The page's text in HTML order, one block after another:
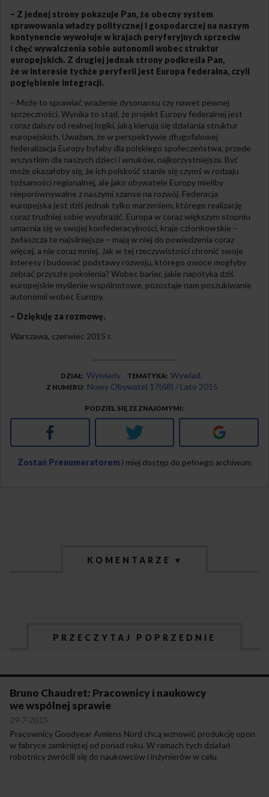
– Z jednej strony pokazuje Pan, że obecny system
sprawowania władzy politycznej i gospodarczej na naszym
kontynencie wywołuje w krajach peryferyjnych sprzeciw
i chęć wywalczenia sobie autonomii wobec struktur
europejskich. Z drugiej jednak strony podkreśla Pan,
że w interesie tychże peryferii jest Europa federalna, czyli
pogłębienie integracji.
– Może to sprawiać wrażenie dysonansu czy nawet pewnej
sprzeczności. Wynika to stąd, że projekt Europy federalnej jest
coraz dalszy od realnej logiki, jaką kierują się działania struktur
europejskich. Uważam, że w perspektywie długofalowej
federalizacja Europy byłaby dla polskiego społeczeństwa, przede
wszystkim dla naszych dzieci i wnuków, najkorzystniejsza. Być
może okazałoby się, że ich polskość stanie się czymś w rodzaju
tożsamości regionalnej, ale jako obywatele Europy mieliby
nieporównywalne z naszymi szanse na rozwój. Federacja
europejska jest dziś jednak tylko marzeniem, którego realizację
coraz trudniej sobie wyobrazić. Europa w coraz większym stopniu
umacnia się w swojej konfederacyjności, kraje członkowskie –
zwłaszcza te najsilniejsze – mają w niej do powiedzenia coraz
więcej, a nie coraz mniej. Jak w tej rzeczywistości chronić swoje
interesy i budować podstawy rozwoju, którego owoce mogłyby
zebrać przyszłe pokolenia? Wobec barier, jakie napotyka dziś
europejskie myślenie wspólnotowe, pozostaje nam poszukiwanie
autonomii wobec Europy.
– Dziękuję za rozmowę.
Warszawa, czerwiec 2015 r.
DZIAŁ Wywiady TEMATYKA Wywiad
Z NUMERU Nowy Obywatel 17(68) / Lato 2015
PODZIEL SIĘ ZE ZNAJOMYMI
Facebook Twitter Google+
Zostań Prenumeratorem i miej dostęp do pełnego archiwum
KOMENTARZE ▾
PRZECZYTAJ POPRZEDNIE
Bruno Chaudret: Pracownicy i naukowcy
we wspólnej sprawie
29-7-2015
Pracownicy Goodyear Amiens Nord chcą wznowić produkcję opon
w fabryce zamkniętej od ponad roku. W ramach tych działań
robotnicy zwrócili się do naukowców i inżynierów w celu